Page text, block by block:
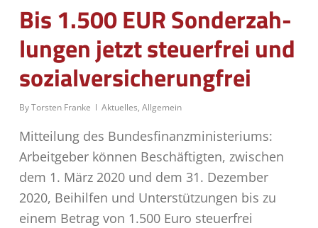
Bis 1.500 EUR Son­der­zah­
lun­gen jetzt steu­er­frei und
sozialversicherungfrei
ByTorsten Franke Aktuelles, Allgemein
Mitteilung des Bundesfinanzministeriums:
Arbeitgeber können Beschäftigten, zwischen
dem 1. März 2020 und dem 31. Dezember
2020, Beihilfen und Unterstützungen bis zu
einem Betrag von 1.500 Euro steuerfrei